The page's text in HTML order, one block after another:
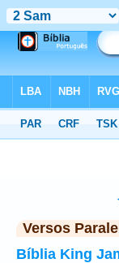
Versos
Bíblia King